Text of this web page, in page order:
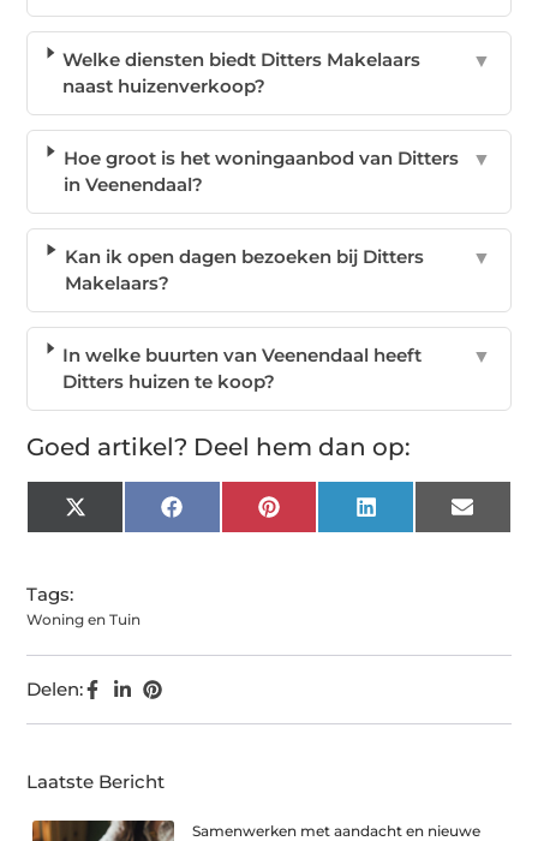
Welke diensten biedt Ditters Makelaars
naast huizenverkoop?
▼
Hoe groot is het woningaanbod van Ditters
in Veenendaal?
▼
Kan ik open dagen bezoeken bij Ditters
Makelaars?
▼
In welke buurten van Veenendaal heeft
Ditters huizen te koop?
▼
Goed artikel? Deel hem dan op:
X
(Twitter)
FacebookPinterest LinkedIn Email
Tags:
Woning en Tuin
Delen:
Laatste Bericht
Samenwerken met aandacht en nieuwe